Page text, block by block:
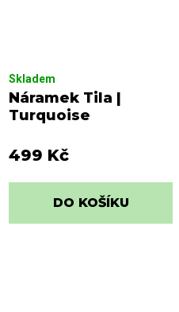
Náramek Tila |
Turquoise
Skladem
499 Kč
DO KOŠÍKU